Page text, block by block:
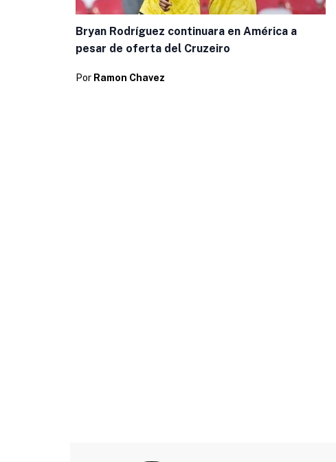
Bryan Rodríguez continuara en América a
pesar de oferta del Cruzeiro
Por Ramon Chavez